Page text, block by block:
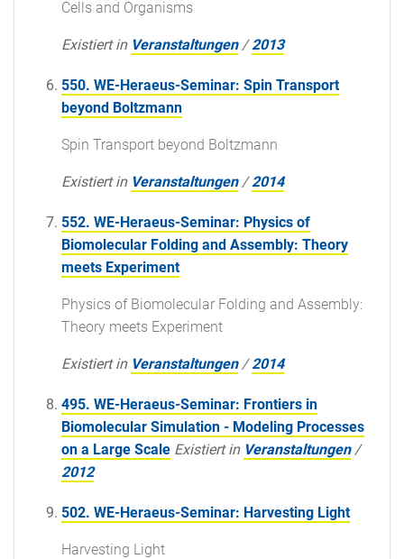
Cells and Organisms
Existiert in Veranstaltungen /2013
550. WE-Heraeus-Seminar: Spin Transport
beyond Boltzmann
Spin Transport beyond Boltzmann
Existiert in Veranstaltungen /2014
552. WE-Heraeus-Seminar: Physics of
Biomolecular Folding and Assembly: Theory
meets Experiment
Physics of Biomolecular Folding and Assembly:
Theory meets Experiment
Existiert in Veranstaltungen /2014
495. WE-Heraeus-Seminar: Frontiers in
Biomolecular Simulation - Modeling Processes
on a Large Scale Existiert in Veranstaltungen /
2012
502. WE-Heraeus-Seminar: Harvesting Light
Harvesting Light